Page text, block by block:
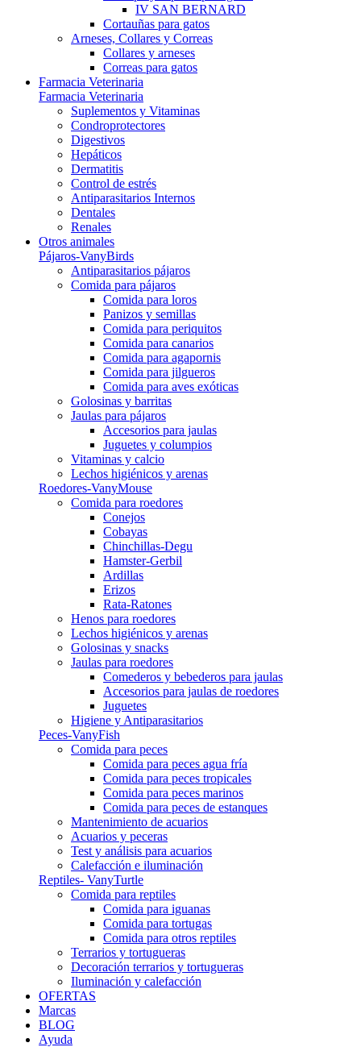
IV SAN BERNARD
Cortauñas para gatos
Arneses, Collares y Correas
Collares y arneses
Correas para gatos
Farmacia Veterinaria
Farmacia Veterinaria
Suplementos y Vitaminas
Condroprotectores
Digestivos
Hepáticos
Dermatitis
Control de estrés
Antiparasitarios Internos
Dentales
Renales
Otros animales
Pájaros-VanyBirds
Antiparasitarios pájaros
Comida para pájaros
Comida para loros
Panizos y semillas
Comida para periquitos
Comida para canarios
Comida para agapornis
Comida para jilgueros
Comida para aves exóticas
Golosinas y barritas
Jaulas para pájaros
Accesorios para jaulas
Juguetes y columpios
Vitaminas y calcio
Lechos higiénicos y arenas
Roedores-VanyMouse
Comida para roedores
Conejos
Cobayas
Chinchillas-Degu
Hamster-Gerbil
Ardillas
Erizos
Rata-Ratones
Henos para roedores
Lechos higiénicos y arenas
Golosinas y snacks
Jaulas para roedores
Comederos y bebederos para jaulas
Accesorios para jaulas de roedores
Juguetes
Higiene y Antiparasitarios
Peces-VanyFish
Comida para peces
Comida para peces agua fría
Comida para peces tropicales
Comida para peces marinos
Comida para peces de estanques
Mantenimiento de acuarios
Acuarios y peceras
Test y análisis para acuarios
Calefacción e iluminación
Reptiles- VanyTurtle
Comida para reptiles
Comida para iguanas
Comida para tortugas
Comida para otros reptiles
Terrarios y tortugueras
Decoración terrarios y tortugueras
Iluminación y calefacción
OFERTAS
Marcas
BLOG
Ayuda